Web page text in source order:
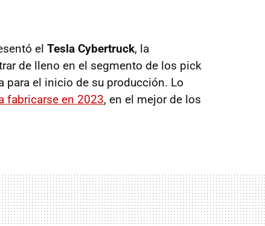
el Tesla Cybertruck, la
de lleno en el segmento de los pick
para el inicio de su producción. Lo
fabricarse en 2023, en el mejor de los